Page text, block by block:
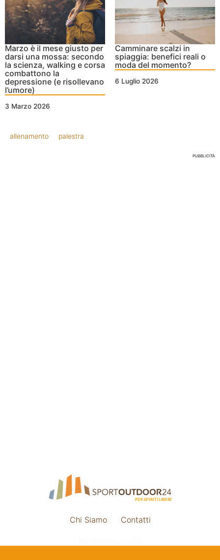
Marzo è il mese giusto per
darsi una mossa: secondo
la scienza, walking e corsa
combattono la
depressione (e risollevano
l’umore)
3 Marzo 2026
Camminare scalzi in
spiaggia: benefici reali o
moda del momento?
6 Luglio 2026
allenamento palestra
PUBBLICITÀ
Chi Siamo Contatti